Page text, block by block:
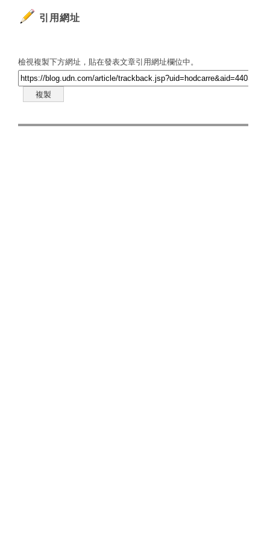
引用網址
檢視複製下方網址，貼在發表文章引用網址欄位中。
複製